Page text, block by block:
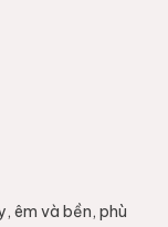
êm và bền, phù